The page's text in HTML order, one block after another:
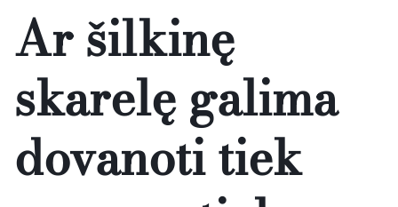
Ar šilkinę
skarelę galima
dovanoti tiek